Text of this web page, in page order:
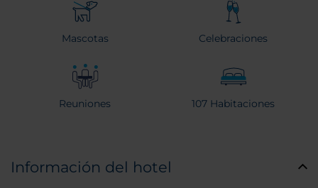
Mascotas Celebraciones
Reuniones 107 Habitaciones
Información del hotel